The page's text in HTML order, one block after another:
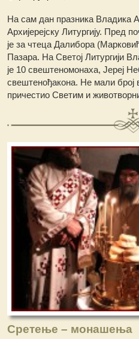
На сам дан празника Владика
Архијерејску Литургију. Пред
је за чтеца Далибора
Пазара. На Светој Литургији
је 10 свештеномонаха, Јереј
свештенођакона. Не мали број
причестио Светим и
Сретење – монашења